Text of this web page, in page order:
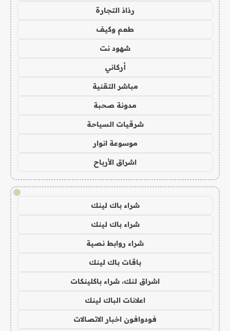
رذاذ التجارة
طعم وكيف
شهود نت
أركاني
مباشر التقنية
مدونة صحبة
شرقيات السياحة
موسوعة انوار
اشراق الأرباح
!
شراء باك لينك
شراء باك لينك
شراء روابط نصية
باقات باك لينك
اشراق لنك، شراء باكلينكات
اعلانات الباك لينك
فودوافون اخبار الاتصالات